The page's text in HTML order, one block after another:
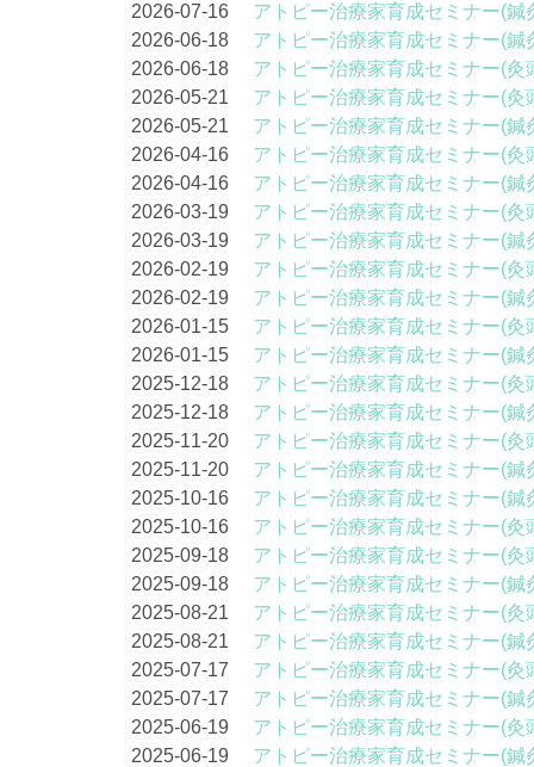
2026-07-16 アトピー治療家育成セミナー(鍼
2026-06-18 アトピー治療家育成セミナー(鍼
2026-06-18 アトピー治療家育成セミナー(灸
2026-05-21 アトピー治療家育成セミナー(灸
2026-05-21 アトピー治療家育成セミナー(鍼
2026-04-16 アトピー治療家育成セミナー(灸
2026-04-16 アトピー治療家育成セミナー(鍼
2026-03-19 アトピー治療家育成セミナー(灸
2026-03-19 アトピー治療家育成セミナー(鍼
2026-02-19 アトピー治療家育成セミナー(灸
2026-02-19 アトピー治療家育成セミナー(鍼
2026-01-15 アトピー治療家育成セミナー(灸
2026-01-15 アトピー治療家育成セミナー(鍼
2025-12-18 アトピー治療家育成セミナー(灸
2025-12-18 アトピー治療家育成セミナー(鍼
2025-11-20 アトピー治療家育成セミナー(灸
2025-11-20 アトピー治療家育成セミナー(鍼
2025-10-16 アトピー治療家育成セミナー(鍼
2025-10-16 アトピー治療家育成セミナー(灸
2025-09-18 アトピー治療家育成セミナー(灸
2025-09-18 アトピー治療家育成セミナー(鍼
2025-08-21 アトピー治療家育成セミナー(灸
2025-08-21 アトピー治療家育成セミナー(鍼
2025-07-17 アトピー治療家育成セミナー(灸
2025-07-17 アトピー治療家育成セミナー(鍼
2025-06-19 アトピー治療家育成セミナー(灸
2025-06-19 アトピー治療家育成セミナー(鍼